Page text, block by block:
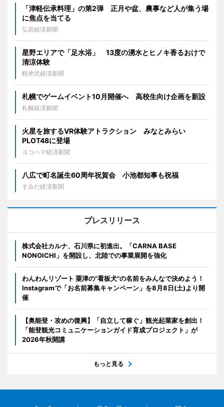
「津軽伝承料理」の第2弾 正月や盆、農事など人が集う場
に焦点を当てる
弘前経済新聞
星野エリアで「足水浴」 13度の湧水とヒノキ香るおけで
清涼体験
軽井沢経済新聞
札幌でゲームイベント10月開催へ 高校生向け企画を新設
札幌経済新聞
火星を旅するVR体験アトラクション みなとみらい
PLOT48に登場
ヨコハマ経済新聞
八広で町名誕生60周年祝賀会 小池都知事も祝福
すみだ経済新聞
プレスリリース
株式会社カルナ、石川県に初進出。「CARNA BASE
NONOICHI」を開設し、北陸での事業展開を強化
わんわんリゾート 粟津の"看板犬"の名前をみんなで決めよう！
Instagramで「お名前募集キャンペーン」を8月8日(土)より開
催
【奥能登・攻めの復興】「自立して稼ぐ」観光起業家を創出！
「能登観光コミュニケーションガイド育成プロジェクト」が
2026年秋開講
もっと見る